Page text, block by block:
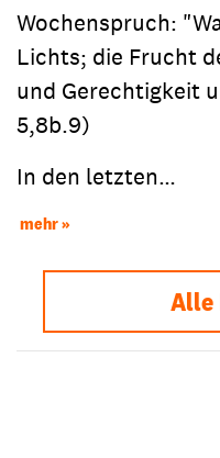
Wochenspruch:
Lichts; die Frucht
und Gerechtigkeit
5,8b.9)
In den letzten…
mehr
Alle